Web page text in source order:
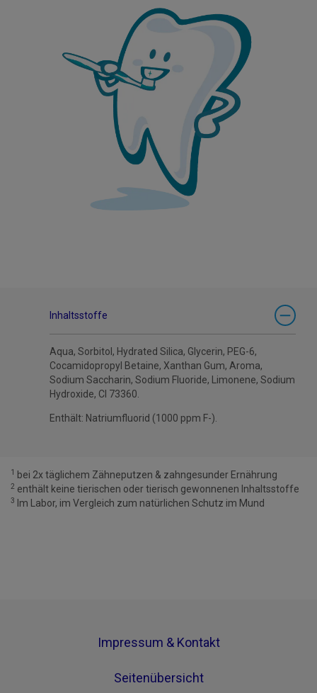
Inhaltsstoffe
Aqua, Sorbitol, Hydrated Silica, Glycerin, PEG-6,
Cocamidopropyl Betaine, Xanthan Gum, Aroma,
Sodium Saccharin, Sodium Fluoride, Limonene, Sodium
Hydroxide, CI 73360. ​
Enthält: Natriumfluorid (1000 ppm F-).
1 bei 2x täglichem Zähneputzen & zahngesunder Ernährung
2 enthält keine tierischen oder tierisch gewonnenen Inhaltsstoffe
3 Im Labor, im Vergleich zum natürlichen Schutz im Mund
Impressum & Kontakt
Seitenübersicht